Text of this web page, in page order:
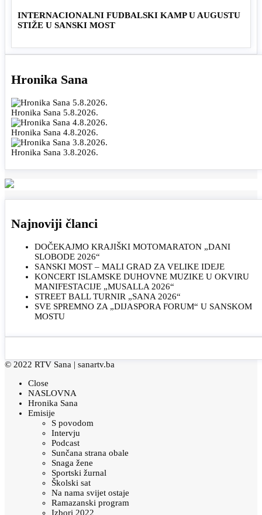
INTERNACIONALNI FUDBALSKI KAMP U AUGUSTU
STIŽE U SANSKI MOST
Hronika Sana
Hronika Sana 5.8.2026.
Hronika Sana 4.8.2026.
Hronika Sana 3.8.2026.
Najnoviji članci
DOČEKAJMO KRAJIŠKI MOTOMARATON „DANI
SLOBODE 2026“
SANSKI MOST – MALI GRAD ZA VELIKE IDEJE
KONCERT ISLAMSKE DUHOVNE MUZIKE U OKVIRU
MANIFESTACIJE „MUSALLA 2026“
STREET BALL TURNIR „SANA 2026“
SVE SPREMNO ZA „DIJASPORA FORUM“ U SANSKOM
MOSTU
© 2022 RTV Sana | sanartv.ba
Close
NASLOVNA
Hronika Sana
Emisije
S povodom
Intervju
Podcast
Sunčana strana obale
Snaga žene
Sportski žurnal
Školski sat
Na nama svijet ostaje
Ramazanski program
Izbori 2022